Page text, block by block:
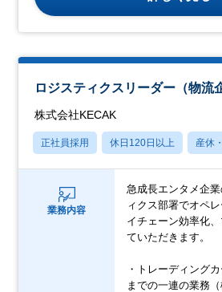
ロジスティクスリーダー（物流
株式会社KECAK
正社員採用 休日120日以上 産休
業務内容
急成長エンタメ企
ィクス部署でオペ
イチェーン効率化
ていただきます。
・トレーディング
までの一連の業務